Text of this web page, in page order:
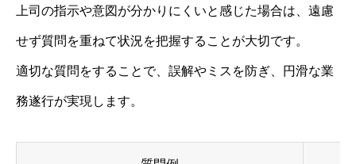
上司の指示や意図が分かりにくいと感じた場合は、遠慮
せず質問を重ねて状況を把握することが大切です。
適切な質問をすることで、誤解やミスを防ぎ、円滑な業
務遂行が実現します。